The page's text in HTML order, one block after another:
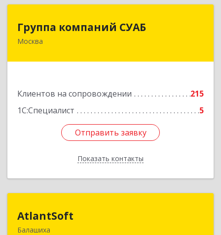
Группа компаний СУАБ
Москва
Клиентов на сопровождении
215
1С:Специалист
5
Отправить заявку
Показать контакты
Группа компаний СУАБ
105082, Москва г, Почтовая Б. ул, дом 36, стр.9,
Отправить заявку
Назад
AtlantSoft
Балашиха
143900, Московская обл, Балашиха г, Звездная